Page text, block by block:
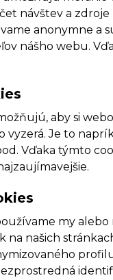
návštev a zdroje
anonymne
nášho webu.
aby si
vyzerá. Je to
Vďaka týmto
my
na našich